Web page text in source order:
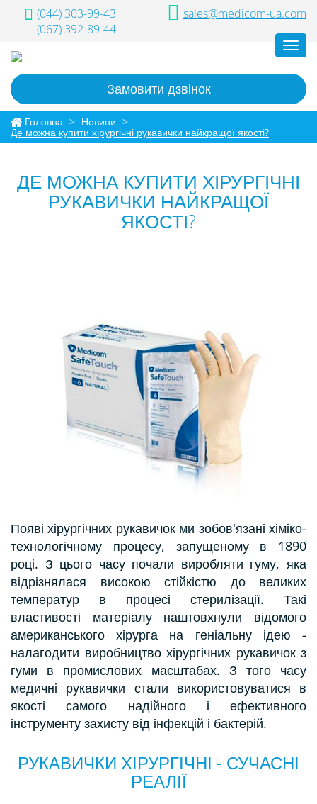
(044) 303-99-43
(067) 392-89-44
sales@medicom-ua.com
Замовити дзвінок
Головна > Новини >
Де можна купити хірургічні рукавички найкращої якості?
ДЕ МОЖНА КУПИТИ ХІРУРГІЧНІ
РУКАВИЧКИ НАЙКРАЩОЇ
ЯКОСТІ?
Появі хірургічних рукавичок ми зобов'язані хіміко-
технологічному процесу, запущеному в 1890
році. З цього часу почали виробляти гуму, яка
відрізнялася високою стійкістю до великих
температур в процесі стерилізації. Такі
властивості матеріалу наштовхнули відомого
американського хірурга на геніальну ідею -
налагодити виробництво хірургічних рукавичок з
гуми в промислових масштабах. З того часу
медичні рукавички стали використовуватися в
якості самого надійного і ефективного
інструменту захисту від інфекцій і бактерій.
РУКАВИЧКИ ХІРУРГІЧНІ - СУЧАСНІ
РЕАЛІЇ